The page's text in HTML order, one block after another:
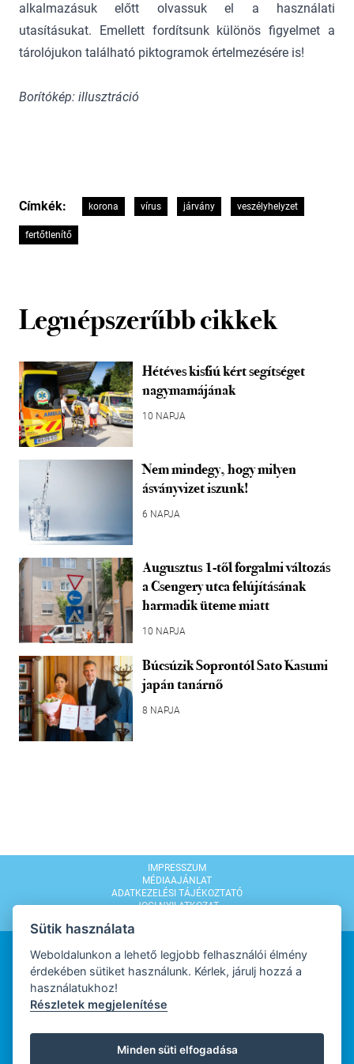
alkalmazásuk előtt olvassuk el a használati
utasításukat. Emellett fordítsunk különös figyelmet a
tárolójukon található piktogramok értelmezésére is!
Borítókép: illusztráció
Címkék: korona vírus járvány veszélyhelyzet
fertőtlenítő
Legnépszerűbb cikkek
Hétéves kisfiú kért segítséget
nagymamájának
10 NAPJA
Nem mindegy, hogy milyen
ásványvizet iszunk!
6 NAPJA
Augusztus 1-től forgalmi változás
a Csengery utca felújításának
harmadik üteme miatt
10 NAPJA
Búcsúzik Soprontól Sato Kasumi
japán tanárnő
8 NAPJA
IMPRESSZUM
MÉDIAAJÁNLAT
ADATKEZELÉSI TÁJÉKOZTATÓ
JOGI NYILATKOZAT
WEBDESIGN
Sütik használata
Weboldalunkon a lehető legjobb felhasználói élmény
érdekében sütiket használunk. Kérlek, járulj hozzá a
használatukhoz!
Részletek megjelenítése
Minden süti elfogadása